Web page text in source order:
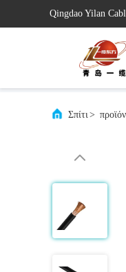
Qingdao Yilan
Σπίτι>